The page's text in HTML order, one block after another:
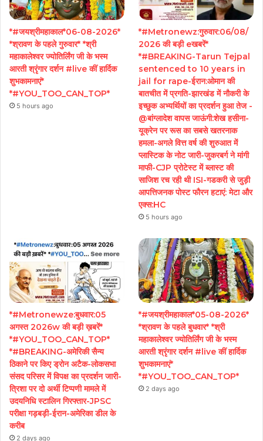
*#जयश्रीमहाकाल*06-08-2026*
*श्रावण के पहले गुरुवार* *श्री
महाकालेश्वर ज्योतिर्लिंग जी के भस्म
आरती श्रृंगार दर्शन #live कीं हार्दिक
शुभकामनाएं*
*#YOU_TOO_CAN_TOP*
5 hours ago
*#Metronewz:गुरुवार:06/08/
2026 की बड़ी eखबरें*
*#BREAKING-Tarun Tejpal
sentenced to 10 years in
jail for rape-ईरान:ओमान की
बातचीत में प्रगति-झारखंड में नौकरी के
इच्छुक अभ्यर्थियों का प्रदर्शन हुआ तेज -
@बांग्लादेश वापस जाऊंगी:शेख हसीना-
यूक्रेन पर रूस का सबसे खतरनाक
हमला-अगले वित्त वर्ष की शुरुआत में
प्लास्टिक के नोट जारी-जुकरबर्ग ने मांगी
माफी-CJP प्रोटेस्ट में ब्लास्ट की
साजिश रच रही थी ISI-गडकरी से जुड़ी
आपत्तिजनक पोस्ट फौरन हटाएं: मेटा और
एक्स:HC
5 hours ago
*#Metronewze:बुधवार:05
अगस्त 2026w की बड़ी ख़बरें*
*#YOU_TOO_CAN_TOP*
*#BREAKING-अमेरिकी सैन्य
ठिकाने पर किए ड्रोन अटैक-लोकसभा
संसद परिसर में विपक्ष का प्रदर्शन जारी-
त्रिशा पर दो अर्थी टिप्पणी मामले में
उदयनिधि स्टालिन गिरफ्तार-JPSC
परीक्षा गड़बड़ी-ईरान-अमेरिका डील के
करीब
2 days ago
*#जयश्रीमहाकाल*05-08-2026*
*श्रावण के पहले बुधवार* *श्री
महाकालेश्वर ज्योतिर्लिंग जी के भस्म
आरती श्रृंगार दर्शन #live कीं हार्दिक
शुभकामनाएं*
*#YOU_TOO_CAN_TOP*
2 days ago